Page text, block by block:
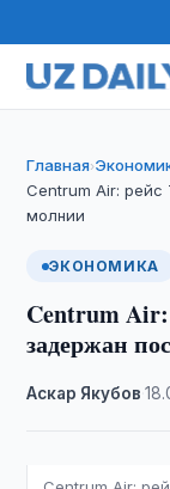
Главная›
Centrum Air: рейс
молнии
ЭКОНОМИКА
Centrum
задержан
Аскар Якубов ·